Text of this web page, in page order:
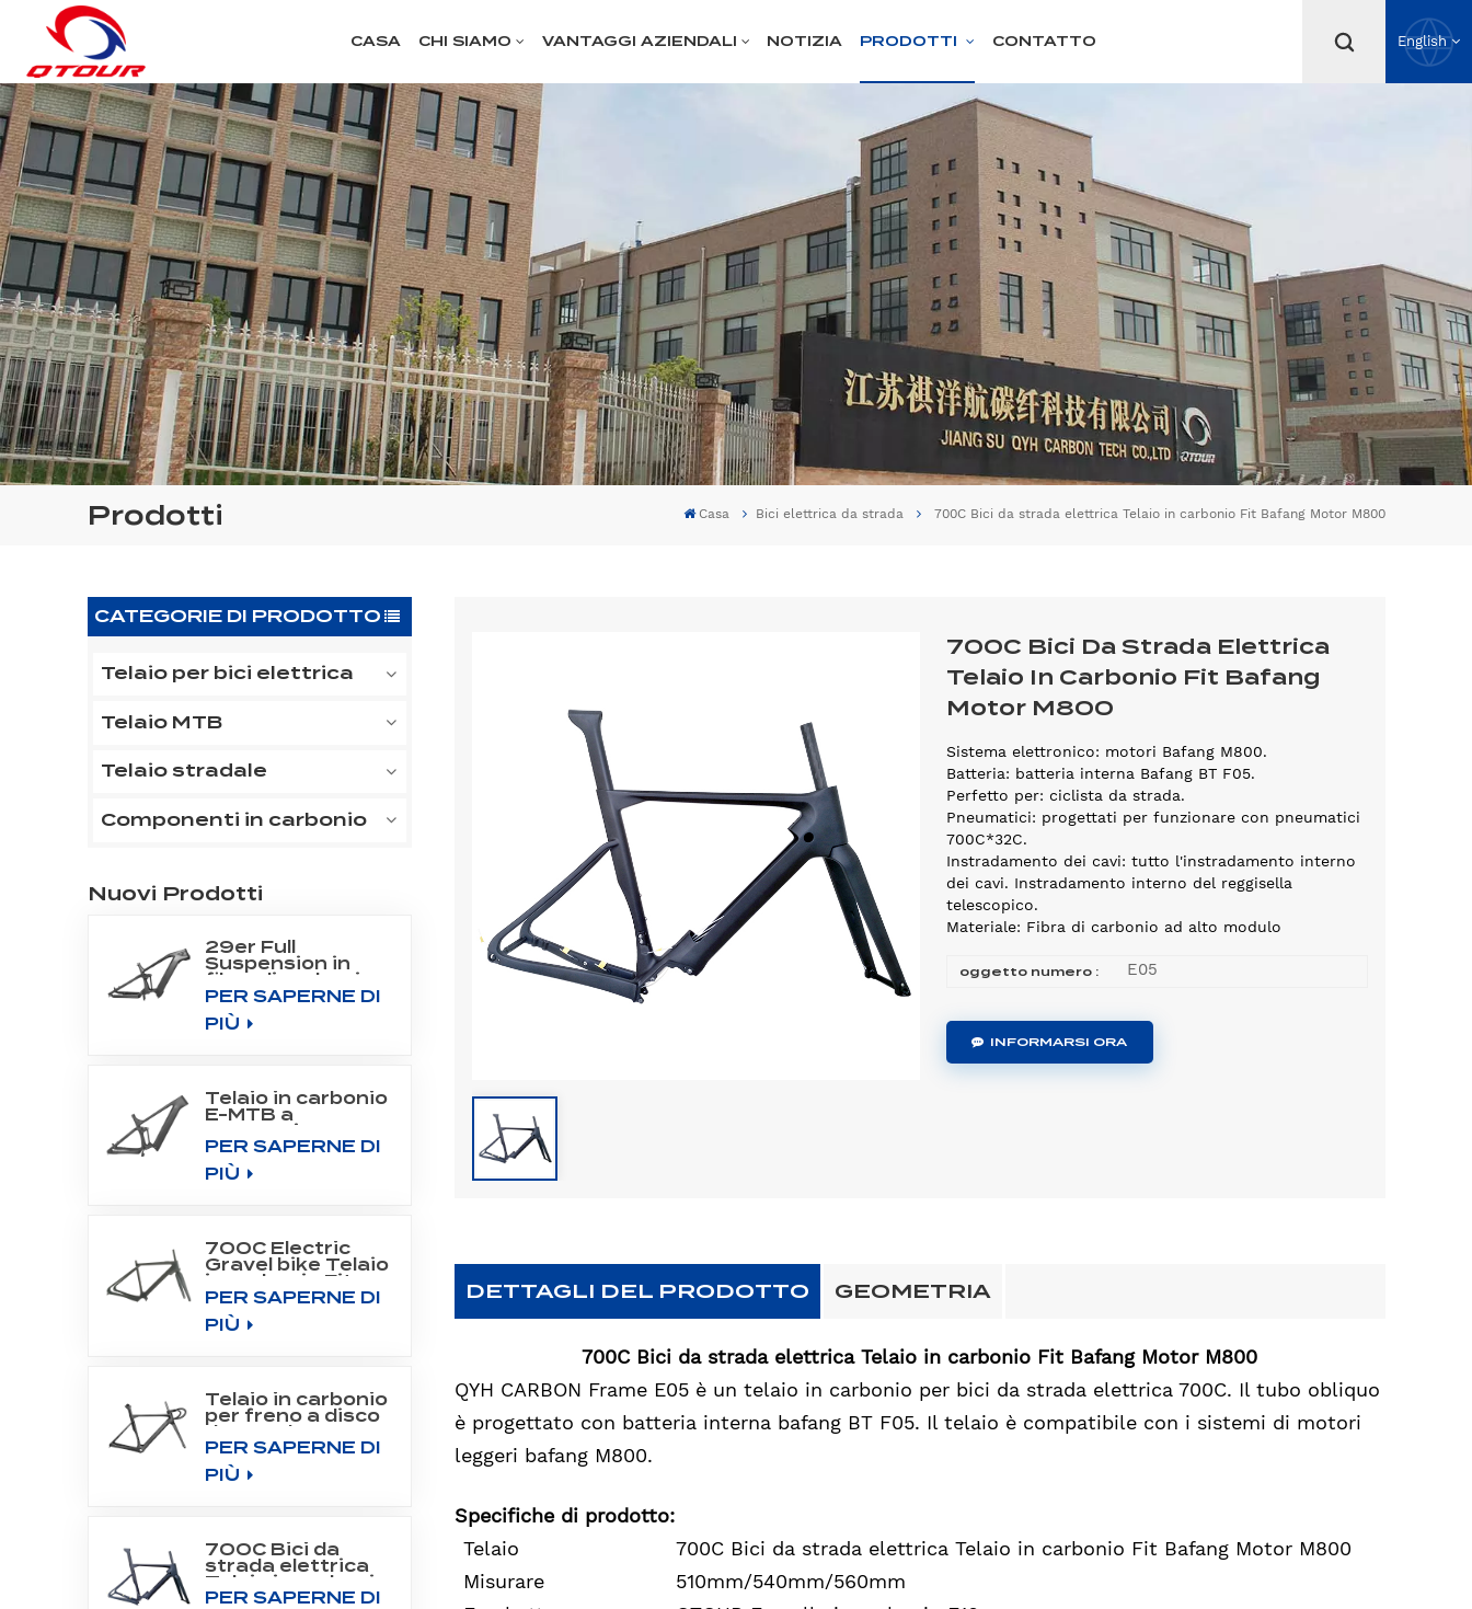
CASA CHI SIAMO VANTAGGI AZIENDALI NOTIZIA PRODOTTI CONTATTO English
Prodotti Casa Bici elettrica da strada 700C Bici da strada elettrica Telaio in carbonio Fit Bafang Motor M800
CATEGORIE DI PRODOTTO
Telaio per bici elettrica
Telaio MTB
Telaio stradale
Componenti in carbonio
Nuovi Prodotti
29er Full
Suspension in
fibra di carbonio
All Mountain
Frame Fit Bafang
Motor
PER SAPERNE DI
PIÙ
Telaio in carbonio
E-MTB a
sospensione
completa per
motore a
trasmissione
PER SAPERNE DI
PIÙ
700C Electric
Gravel bike Telaio
in carbonio Fit
Fazua Evation
Drive System
PER SAPERNE DI
PIÙ
Telaio in carbonio
per freno a disco
da strada 700C
Aero Road
PER SAPERNE DI
PIÙ
700C Bici da
strada elettrica
Telaio in carbonio
Fit Bafang Motor
PER SAPERNE DI
700C Bici Da Strada Elettrica
Telaio In Carbonio Fit Bafang
Motor M800
Sistema elettronico: motori Bafang M800.
Batteria: batteria interna Bafang BT F05.
Perfetto per: ciclista da strada.
Pneumatici: progettati per funzionare con pneumatici
700C*32C.
Instradamento dei cavi: tutto l'instradamento interno
dei cavi. Instradamento interno del reggisella
telescopico.
Materiale: Fibra di carbonio ad alto modulo
oggetto numero : E05
INFORMARSI ORA
DETTAGLI DEL PRODOTTO GEOMETRIA
700C Bici da strada elettrica Telaio in carbonio Fit Bafang Motor M800
QYH CARBON Frame E05 è un telaio in carbonio per bici da strada elettrica 700C. Il tubo obliquo
è progettato con batteria interna bafang BT F05. Il telaio è compatibile con i sistemi di motori
leggeri bafang M800.
Specifiche di prodotto:
Telaio
700C Bici da strada elettrica Telaio in carbonio Fit Bafang Motor M800
Misurare
510mm/540mm/560mm